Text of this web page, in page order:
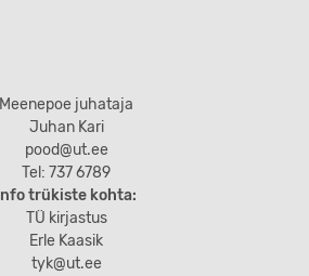
Meenepoe juhataja
Juhan Kari
pood@ut.ee
Tel: 737 6789
Info trükiste kohta:
TÜ kirjastus
Erle Kaasik
tyk@ut.ee